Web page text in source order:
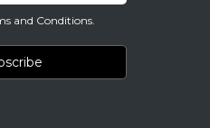
and Conditions.